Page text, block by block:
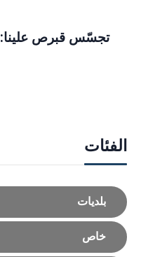
تجسّس قبرص علينا: 7 وقائع ثابتة
الفئات
بلديات
خاص